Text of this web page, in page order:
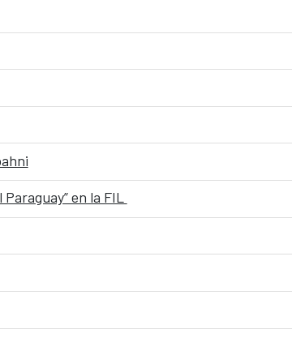
en la FIL